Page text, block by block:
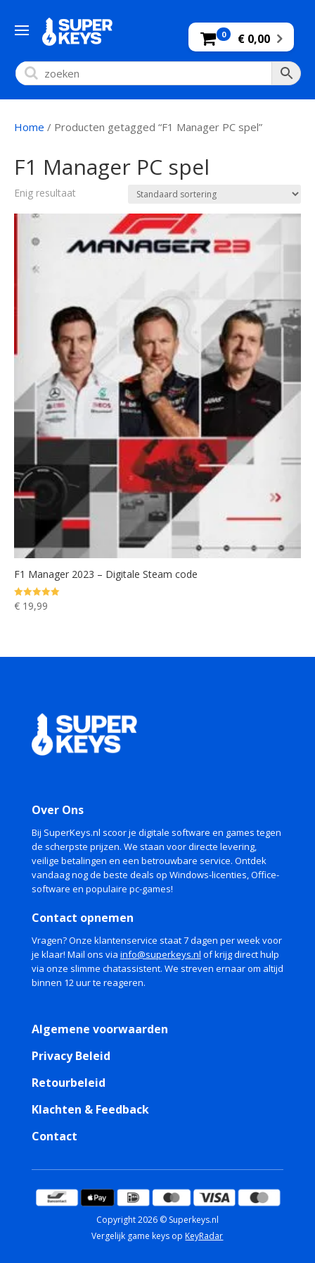
0 € 0,00
Home / Producten getagged “F1 Manager PC spel”
F1 Manager PC spel
Enig resultaat
F1 Manager 2023 – Digitale Steam code
Gewaardeerd
5.00
€ 19,99
Over Ons
Bij SuperKeys.nl scoor je digitale software en games tegen
de scherpste prijzen. We staan voor directe levering,
veilige betalingen en een betrouwbare service. Ontdek
vandaag nog de beste deals op Windows-licenties, Office-
software en populaire pc-games!
Contact opnemen
Vragen? Onze klantenservice staat 7 dagen per week voor
je klaar! Mail ons via info@superkeys.nl of krijg direct hulp
via onze slimme chatassistent. We streven ernaar om altijd
binnen 12 uur te reageren.
Algemene voorwaarden
Privacy Beleid
Retourbeleid
Klachten & Feedback
Contact
Copyright 2026 © Superkeys.nl
Vergelijk game keys opKeyRadar